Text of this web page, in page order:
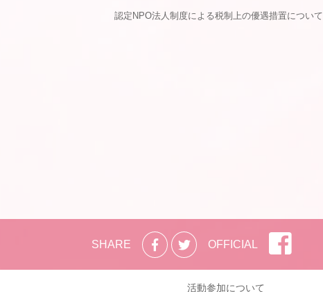
認定NPO法人制度による税制上の優遇措置について
SHARE OFFICIAL
活動参加について